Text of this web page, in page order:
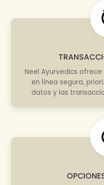
Neel Ayurvedics
en línea segura,
datos y las